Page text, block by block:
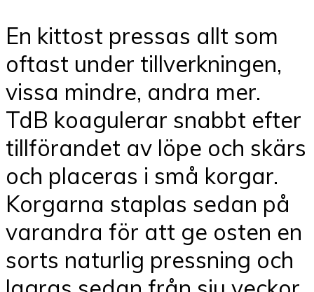
En kittost pressas allt som
oftast under tillverkningen,
vissa mindre, andra mer.
TdB koagulerar snabbt efter
tillförandet av löpe och skärs
och placeras i små korgar.
Korgarna staplas sedan på
varandra för att ge osten en
sorts naturlig pressning och